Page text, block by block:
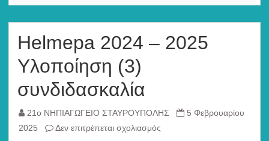
συνδιδασκαλία
Helmepa 2024 – 2025
Υλοποίηση (3)
συνδιδασκαλία
21ο ΝΗΠΙΑΓΩΓΕΙΟ ΣΤΑΥΡΟΥΠΟΛΗΣ
5 Φεβρουαρίου
2025
Δεν επιτρέπεται σχολιασμός